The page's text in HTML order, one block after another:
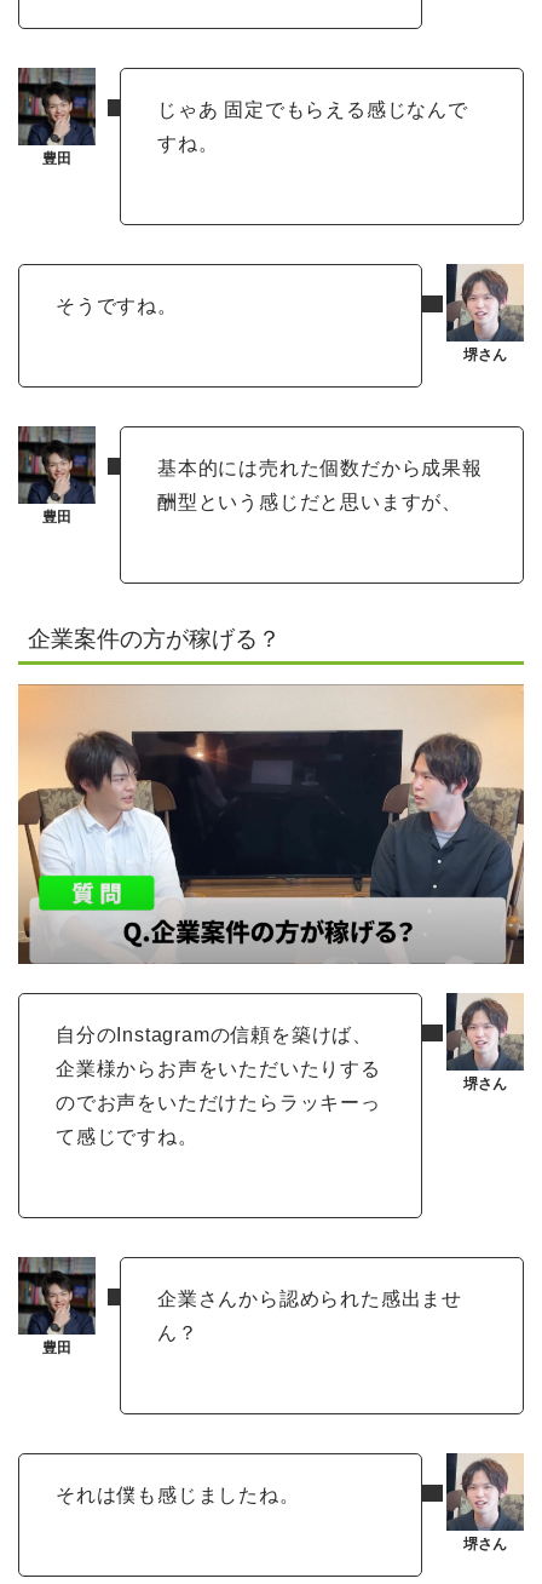
じゃあ 固定でもらえる感じなんで
すね。
そうですね。
基本的には売れた個数だから成果報
酬型という感じだと思いますが、
企業案件の方が稼げる？
自分のInstagramの信頼を築けば、
企業様からお声をいただいたりする
のでお声をいただけたらラッキーっ
て感じですね。
企業さんから認められた感出ませ
ん？
それは僕も感じましたね。